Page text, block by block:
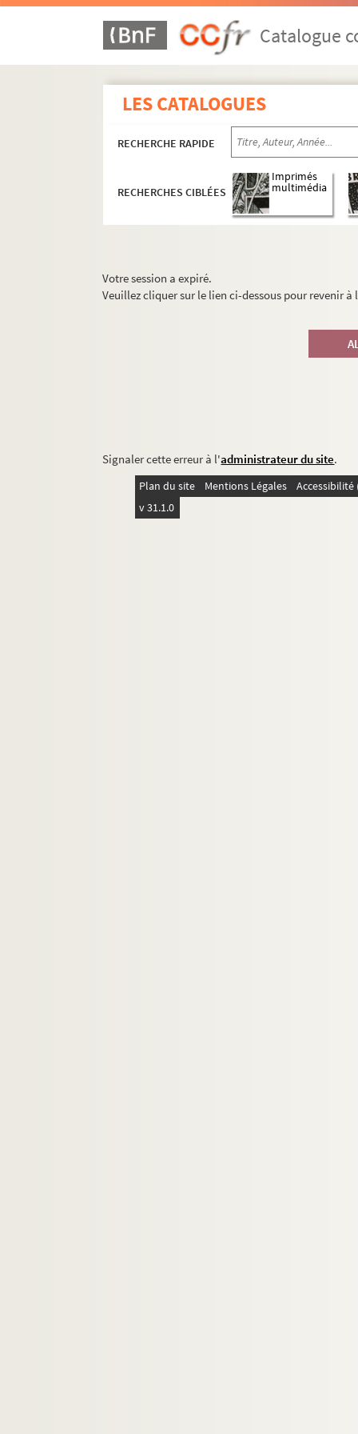
Catalogue
LES CATALOGUES
RECHERCHE RAPIDE
RECHERCHES CIBLÉES
Imprimés
multimédia
Votre session a expiré.
Veuillez cliquer sur le lien ci-dessous pour revenir
Signaler cette erreur à l'administrateur du site.
Plan du site Mentions Légales
v 31.1.0